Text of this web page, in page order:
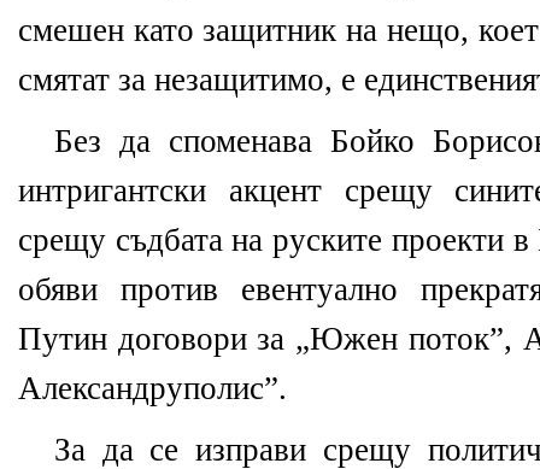
смешен като защитник на нещо,
смятат за незащитимо, е
Без да споменава Бойко
интригантски акцент срещу
срещу съдбата на руските проекти
обяви против евентуално
Путин договори за „Южен поток”,
Александруполис”.
За да се изправи срещу